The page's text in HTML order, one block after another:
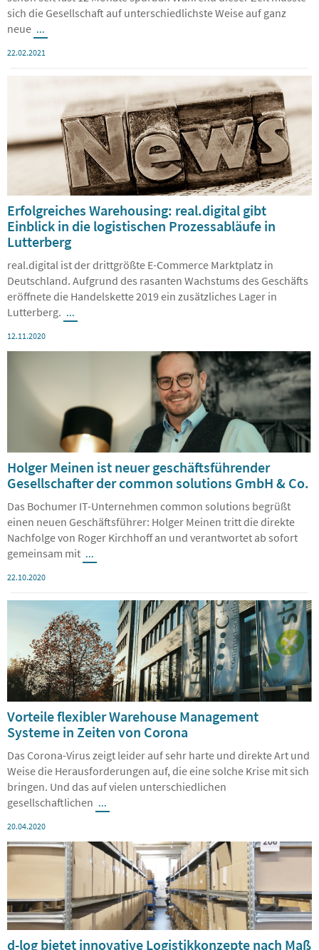
schon seit fast 12 Monate spürbar. Während dieser Zeit musste
sich die Gesellschaft auf unterschiedlichste Weise auf ganz
neue ...
Erfolgreiches Warehousing: real.digital gibt
Einblick in die logistischen Prozessabläufe in
Lutterberg
real.digital ist der drittgrößte E-Commerce Marktplatz in
Deutschland. Aufgrund des rasanten Wachstums des Geschäfts
eröffnete die Handelskette 2019 ein zusätzliches Lager in
Lutterberg.
Holger Meinen ist neuer geschäftsführender
Gesellschafter der common solutions GmbH & Co.
Das Bochumer IT-Unternehmen common solutions begrüßt
einen neuen Geschäftsführer: Holger Meinen tritt die direkte
Nachfolge von Roger Kirchhoff an und verantwortet ab sofort
gemeinsam mit
Vorteile flexibler Warehouse Management
Systeme in Zeiten von Corona
Das Corona-Virus zeigt leider auf sehr harte und direkte Art und
Weise die Herausforderungen auf, die eine solche Krise mit sich
bringen. Und das auf vielen unterschiedlichen
gesellschaftlichen
20.04.2020